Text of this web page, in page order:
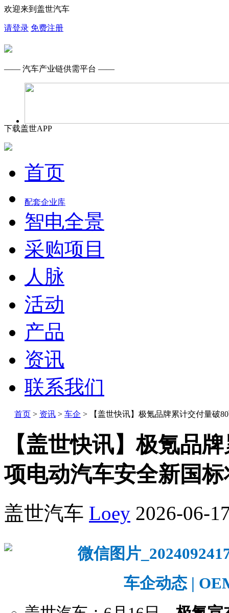
欢迎来到盖世汽车
请登录 免费注册
—— 汽车产业链供需平台 ——
下载盖世APP
首页
配套企业库
智电全景
采购项目
人脉
活动
产品
资讯
联系我们
首页 > 资讯 > 车企 > 【盖世快讯】极氪品牌累计交付量破
【盖世快讯】极氪品
项电动汽车安全新国
盖世汽车 Loey 2026-06-
车企动态 |